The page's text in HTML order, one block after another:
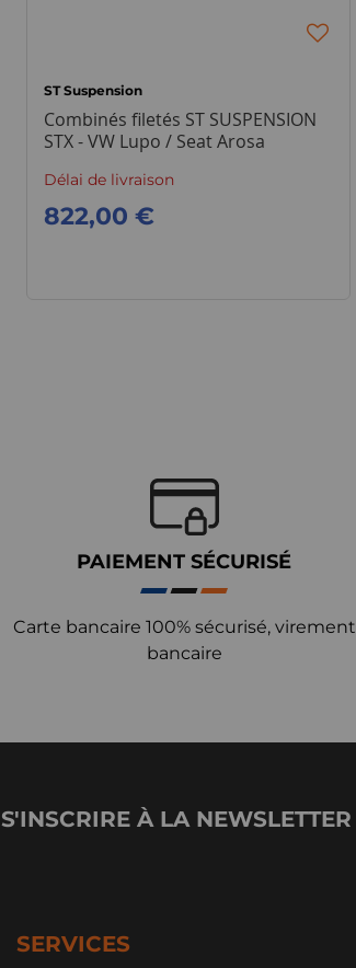
ST Suspension
Combinés filetés ST SUSPENSION
STX - VW Lupo / Seat Arosa
Délai de livraison
822,00 €
PAIEMENT SÉCURISÉ
Carte bancaire 100% sécurisé, virement
bancaire
S'INSCRIRE À LA NEWSLETTER
SERVICES